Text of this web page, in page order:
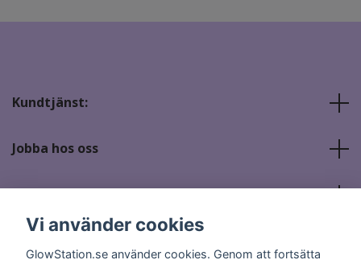
Kundtjänst:
Jobba hos oss
Sociala medier
Vi använder cookies
GlowStation.se använder cookies. Genom att fortsätta